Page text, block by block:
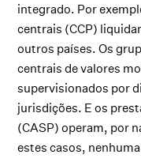
integrado. Por
centrais (CCP)
outros países. Os
centrais de valores
supervisionados por
jurisdições. E os
(CASP) operam, por
estes casos,